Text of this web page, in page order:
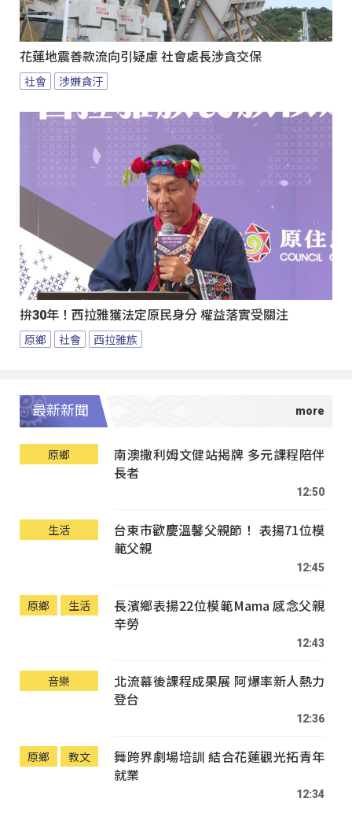
花蓮地震善款流向引疑慮 社會處長涉貪交保
社會 涉嫌貪汙
拚30年！西拉雅獲法定原民身分 權益落實受關注
原鄉 社會 西拉雅族
最新新聞
原鄉
南澳撒利姆文健站揭牌 多元課程陪伴
長者
12:50
生活
台東市歡慶溫馨父親節！ 表揚71位模
範父親
12:45
原鄉 生活
長濱鄉表揚22位模範Mama 感念父親
辛勞
12:43
音樂
北流幕後課程成果展 阿爆率新人熱力
登台
12:36
原鄉 教文
舞跨界劇場培訓 結合花蓮觀光拓青年
就業
12:34